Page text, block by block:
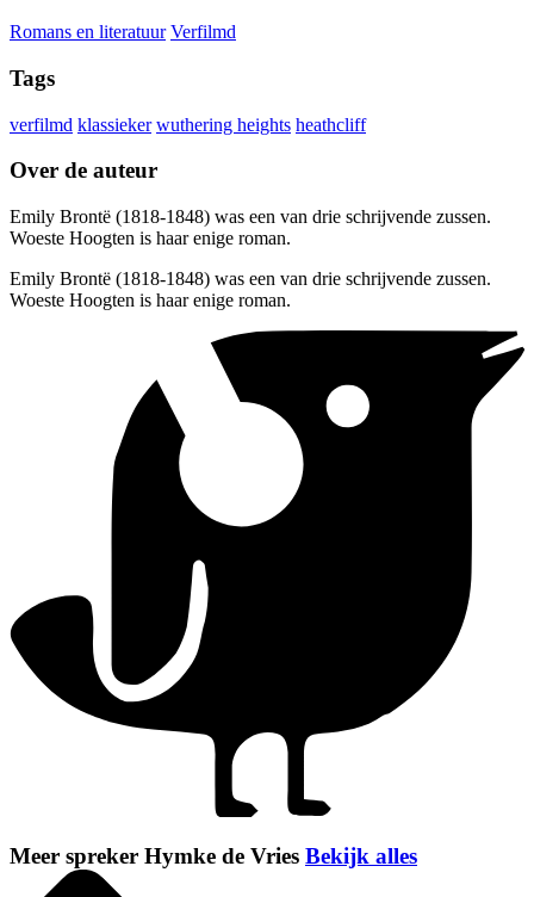
Romans en literatuur Verfilmd
Tags
verfilmd klassieker wuthering heights heathcliff
Over de auteur
Emily Brontë (1818-1848) was een van drie schrijvende zussen.
Woeste Hoogten is haar enige roman.
Emily Brontë (1818-1848) was een van drie schrijvende zussen.
Woeste Hoogten is haar enige roman.
Meer spreker Hymke de Vries Bekijk alles